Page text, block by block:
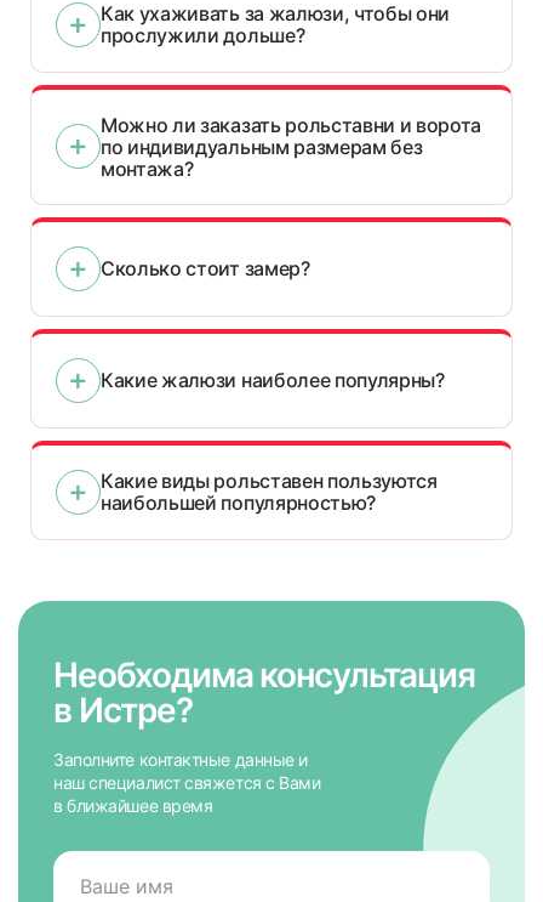
Как ухаживать за жалюзи, чтобы они
прослужили дольше?
Можно ли заказать рольставни и ворота
по индивидуальным размерам без
монтажа?
Сколько стоит замер?
Какие жалюзи наиболее популярны?
Какие виды рольставен пользуются
наибольшей популярностью?
Необходима консультация
в Истре?
Заполните контактные данные и
наш специалист свяжется с Вами
в ближайшее время